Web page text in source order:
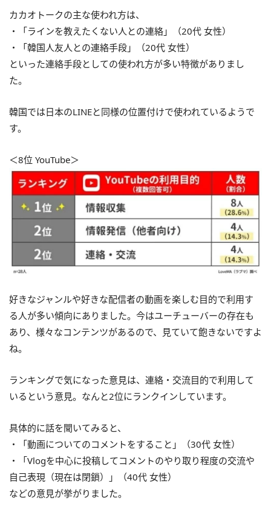
カカオトークの主な使われ方は、
・「ラインを教えたくない人との連絡」（20代 女性）
・「韓国人友人との連絡手段」（20代 女性）
といった連絡手段としての使われ方が多い特徴がありまし
た。
韓国では日本のLINEと同様の位置付けで使われているようで
す。
＜8位 YouTube＞
好きなジャンルや好きな配信者の動画を楽しむ目的で利用す
る人が多い傾向にありました。今はユーチューバーの存在も
あり、様々なコンテンツがあるので、見ていて飽きないですよ
ね。
ランキングで気になった意見は、連絡・交流目的で利用して
いるという意見。なんと2位にランクインしています。
具体的に話を聞いてみると、
・「動画についてのコメントをすること」（30代 女性）
・「Vlogを中心に投稿してコメントのやり取り程度の交流や
自己表現（現在は閉鎖）」（40代 女性）
などの意見が挙がりました。